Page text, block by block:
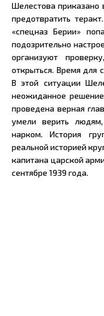
Шелестова приказано
предотвратить
«спецназ Берии»
подозрительно
организуют
открыться. Время для
В этой ситуации
неожиданное
проведена верная
умели верить
нарком. История
реальной историей
капитана царской
сентябре 1939 года.